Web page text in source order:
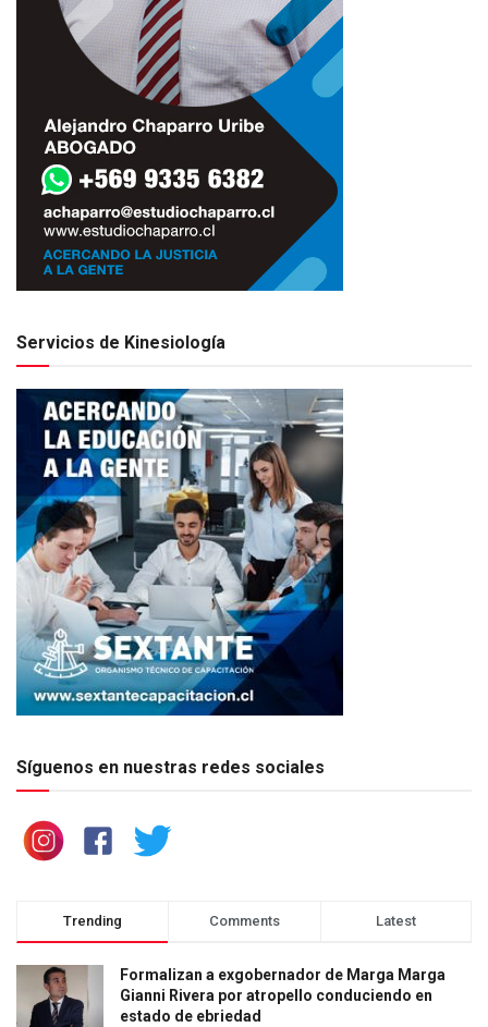
Servicios de Kinesiología
Síguenos en nuestras redes sociales
Trending Comments Latest
Formalizan a exgobernador de Marga Marga
Gianni Rivera por atropello conduciendo en
estado de ebriedad